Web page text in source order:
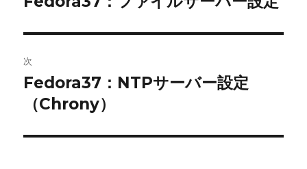
ビ
ゲ
ー
シ
投
稿:
次
次
の
稿:
Fedora37：NTPサーバー設定
（Chrony）